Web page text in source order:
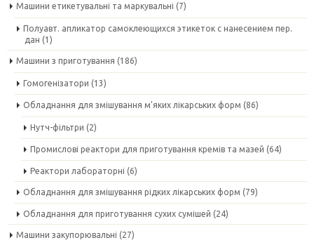
Машини етикетувальні та маркувальні (7)
Полуавт. апликатор самоклеющихся этикеток с нанесением пер.
дан (1)
Машини з приготування (186)
Гомогенізатори (13)
Обладнання для змішування м'яких лікарських форм (86)
Нутч-фільтри (2)
Промислові реактори для приготування кремів та мазей (64)
Реактори лабораторні (6)
Обладнання для змішування рідких лікарських форм (79)
Обладнання для приготування сухих сумішей (24)
Машини закупорювальні (27)